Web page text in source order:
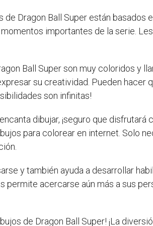
de Dragon Ball Super están basados
importantes de la serie.
Ball Super son muy coloridos y
su creatividad. Pueden hacer
son infinitas!
dibujar, ¡seguro que
para colorear en internet. Solo
y también ayuda a desarrollar
permite acercarse aún más a sus
de Dragon Ball Super! ¡La